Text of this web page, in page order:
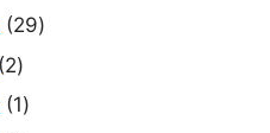
produkty
2929
22
produkty
11